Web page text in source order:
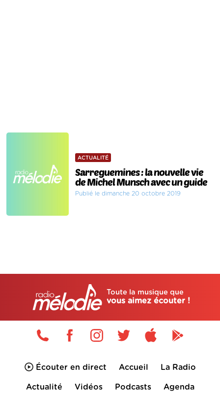
ACTUALITÉ
Sarreguemines : la nouvelle vie
de Michel Munsch avec un guide
Publié le dimanche 20 octobre 2019
Toute la musique que
vous aimez écouter !
Écouter en direct Accueil La Radio
Actualité Vidéos Podcasts Agenda